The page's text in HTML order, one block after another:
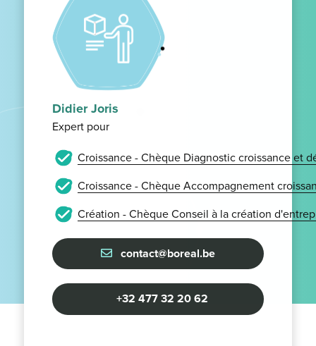
Didier Joris
Expert pour
Croissance - Chèque Diagnostic croissance et
Croissance - Chèque Accompagnement
Création - Chèque Conseil à la création
contact@boreal.be
+32 477 32 20 62